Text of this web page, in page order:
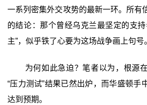
一系列密集外交攻势的最新一环。所有
的结论：那个曾经乌克兰最坚定的支
主”，似乎铁了心要为这场战争画上句号
为何如此急迫？笔者以为，根源
“压力测试”结果已然出炉，而华盛顿手
达到预期。